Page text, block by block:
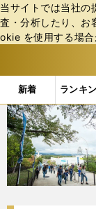
当サイトでは当社の
査・分析したり、お
okie を使⽤する場
新着 ランキ
b
ス
ポ
ル
テ
ィ
ー
バ
「#パナソ